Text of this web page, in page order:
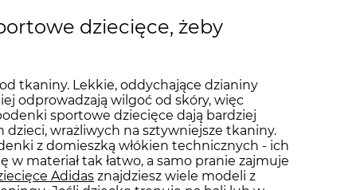
dziecięce, żeby
tkaniny. Lekkie, oddychające dzianiny
odprowadzają wilgoć od skóry, więc
sportowe dziecięce dają bardziej
wrażliwych na sztywniejsze tkaniny.
z domieszką włókien technicznych - ich
w materiał tak łatwo, a samo pranie zajmuje
Adidas znajdziesz wiele modeli z